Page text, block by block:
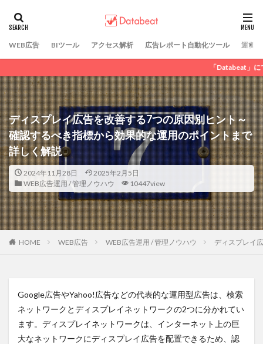
WEB広告 BIツール アクセス解析 広告レポート自動化ツール 運営
「Databeat」にてWEBマーケティングデ
ディスプレイ広告を改善する7つの原因別ヒント～
確認するべき指標から効果的な運用のポイントまで
詳しく解説
2024年11月28日
2025年2月5日
WEB広告運用 / 管理ノウハウ
10447view
HOME WEB広告 WEB広告運用 / 管理ノウハウ ディスプレイ
Google広告やYahoo!広告などの代表的な運用型広告は、検索
ネットワークとディスプレイネットワークの2つに分かれてい
ます。ディスプレイネットワークは、インターネット上の巨
大なネットワークにディスプレイ広告を配置できるため、認
カテゴリー
DSP広告 GDN LINE広告
SNS広告
アフィリエイト広告
ディスプレイ広告
リスティング広告
動画広告
広告運用代行
純広告
Criteo
検索